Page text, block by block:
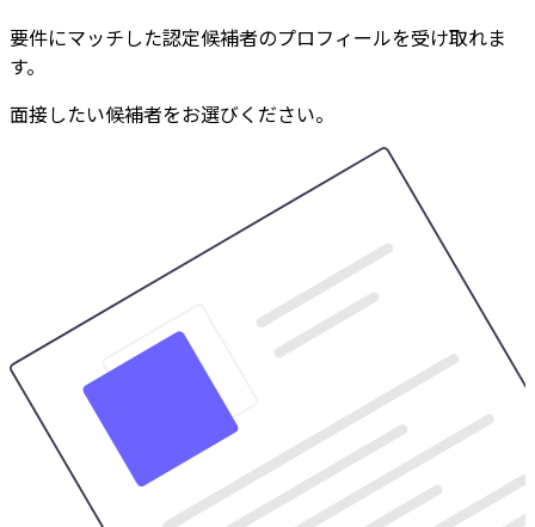
要件にマッチした認定候補者のプロフィールを受け取れま
す。
面接したい候補者をお選びください。